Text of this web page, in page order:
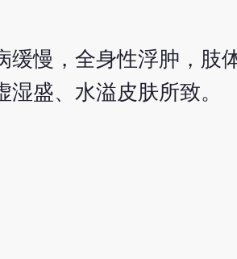
慢，全身性浮肿，肢
盛、水溢皮肤所致。